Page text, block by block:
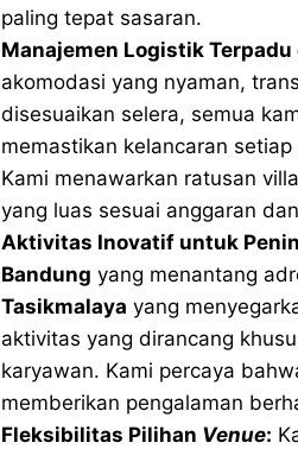
paling tepat sasaran.
Manajemen Logistik Terpadu
akomodasi yang nyaman,
disesuaikan selera, semua
memastikan kelancaran
Kami menawarkan ratusan
yang luas sesuai anggaran
Aktivitas Inovatif untuk
Bandung yang menantang
Tasikmalaya yang
aktivitas yang dirancang
karyawan. Kami percaya
memberikan pengalaman
Fleksibilitas Pilihan Venue: